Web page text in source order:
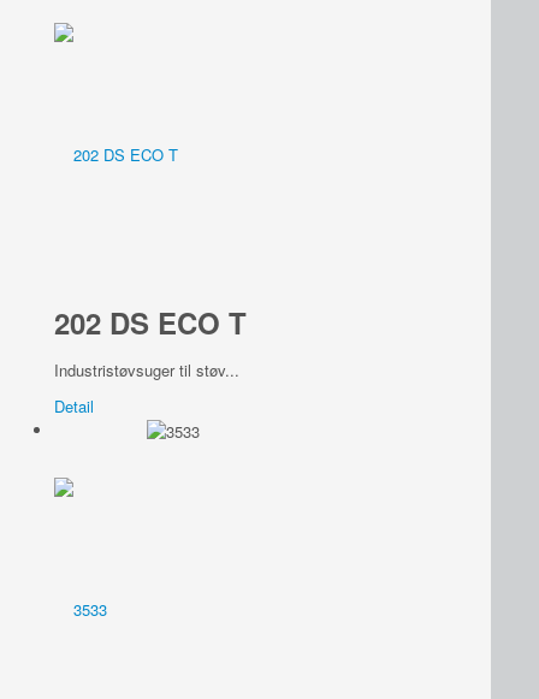
202 DS ECO T
Industristøvsuger til støv...
Detail